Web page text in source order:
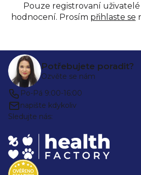
Pouze registrovaní
hodnocení. Prosím přihlaste se
Potřebujete poradit?
Ozvěte se nám
Po-Pá 9:00-16:00
napište kdykoliv
Sledujte nás: